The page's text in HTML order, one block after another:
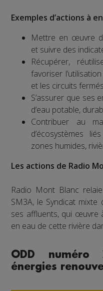
Exemples d’actions à
Mettre en œuvre
et suivre des
Récupérer,
favoriser
et les circuits fermés
S’assurer que ses
d’eau potable,
Contribuer au
d’écosystèmes
zones humides,
Les actions de Radio
Radio Mont Blanc
SM3A, le Syndicat mixte
ses affluents, qui œuvre
en eau de cette rivière
ODD
énergies